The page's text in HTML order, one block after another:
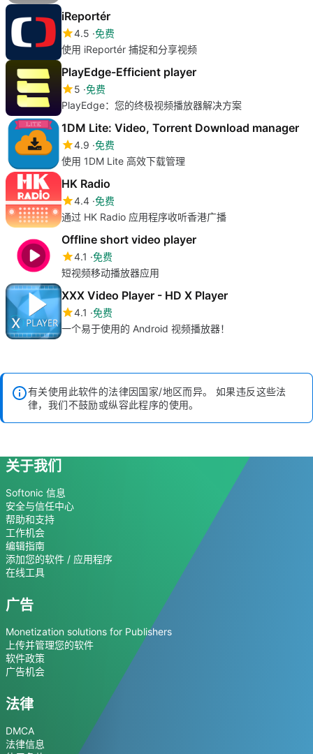
iReportér
4.5 免费
使用 iReportér 捕捉和分享视频
PlayEdge-Efficient player
5 免费
PlayEdge：您的终极视频播放器解决方案
1DM Lite: Video, Torrent Download manager
4.9 免费
使用 1DM Lite 高效下载管理
HK Radio
4.4 免费
通过 HK Radio 应用程序收听香港广播
Offline short video player
4.1 免费
短视频移动播放器应用
XXX Video Player - HD X Player
4.1 免费
一个易于使用的 Android 视频播放器！
有关使用此软件的法律因国家/地区而异。 如果违反这些法
律，我们不鼓励或纵容此程序的使用。
关于我们
Softonic 信息
安全与信任中心
帮助和支持
工作机会
编辑指南
添加您的软件 / 应用程序
在线工具
广告
Monetization solutions for Publishers
上传并管理您的软件
软件政策
广告机会
法律
DMCA
法律信息